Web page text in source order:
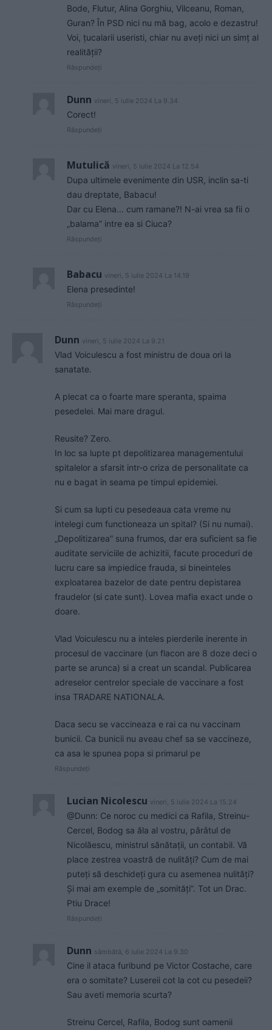
Bode, Flutur, Alina Gorghiu, Vilceanu, Roman,
Guran? În PSD nici nu mă bag, acolo e dezastru!
Voi, țucalarii useristi, chiar nu aveți nici un simț al
realității?
Răspundeți
Dunn vineri, 5 iulie 2024 La 9.34
Corect!
Răspundeți
Mutulică vineri, 5 iulie 2024 La 12.54
Dupa ultimele evenimente din USR, inclin sa-ti
dau dreptate, Babacu!
Dar cu Elena… cum ramane?! N-ai vrea sa fii o
„balama” intre ea si Ciuca?
Răspundeți
Babacu vineri, 5 iulie 2024 La 14.19
Elena presedinte!
Răspundeți
Dunn vineri, 5 iulie 2024 La 9.21
Vlad Voiculescu a fost ministru de doua ori la
sanatate.
A plecat ca o foarte mare speranta, spaima
pesedelei. Mai mare dragul.
Reusite? Zero.
In loc sa lupte pt depolitizarea managementului
spitalelor a sfarsit intr-o criza de personalitate ca
nu e bagat in seama pe timpul epidemiei.
Si cum sa lupti cu pesedeaua cata vreme nu
intelegi cum functioneaza un spital? (Si nu numai).
„Depolitizarea” suna frumos, dar era suficient sa fie
auditate serviciile de achizitii, facute proceduri de
lucru care sa impiedice frauda, si bineinteles
exploatarea bazelor de date pentru depistarea
fraudelor (si cate sunt). Lovea mafia exact unde o
doare.
Vlad Voiculescu nu a inteles pierderile inerente in
procesul de vaccinare (un flacon are 8 doze deci o
parte se arunca) si a creat un scandal. Publicarea
adreselor centrelor speciale de vaccinare a fost
insa TRADARE NATIONALA.
Daca secu se vaccineaza e rai ca nu vaccinam
bunicii. Ca bunicii nu aveau chef sa se vaccineze,
ca asa le spunea popa si primarul pe
Răspundeți
Lucian Nicolescu vineri, 5 iulie 2024 La 15.24
@Dunn: Ce noroc cu medici ca Rafila, Streinu-
Cercel, Bodog sa ăla al vostru, pârâtul de
Nicolăescu, ministrul sănătații, un contabil. Vă
place zestrea voastră de nulități? Cum de mai
puteți să deschideți gura cu asemenea nulități?
Și mai am exemple de „somități”. Tot un Drac.
Ptiu Drace!
Răspundeți
Dunn sâmbătă, 6 iulie 2024 La 9.30
Cine il ataca furibund pe Victor Costache, care
era o somitate? Lusereii cot la cot cu pesedeii?
Sau aveti memoria scurta?
Streinu Cercel, Rafila, Bodog sunt oamenii